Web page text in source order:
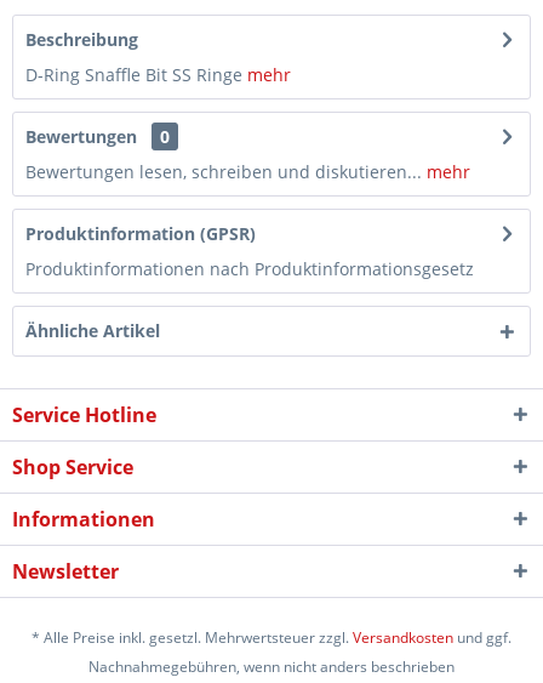
Beschreibung
D-Ring Snaffle Bit SS Ringe mehr
Bewertungen
0
Bewertungen lesen, schreiben und diskutieren... mehr
Produktinformation (GPSR)
Produktinformationen nach Produktinformationsgesetz
Ähnliche Artikel
Service Hotline
Shop Service
Informationen
Newsletter
* Alle Preise inkl. gesetzl. Mehrwertsteuer zzgl.Versandkosten und ggf.
Nachnahmegebühren, wenn nicht anders beschrieben